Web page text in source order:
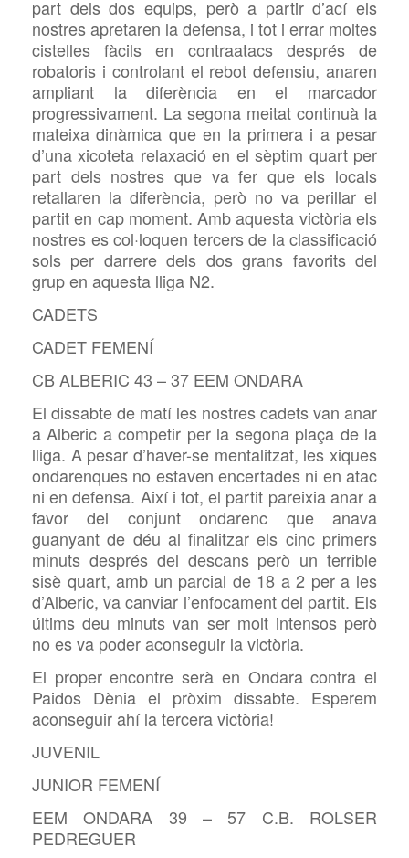
part dels dos equips, però a partir d’ací els
nostres apretaren la defensa, i tot i errar moltes
cistelles fàcils en contraatacs després de
robatoris i controlant el rebot defensiu, anaren
ampliant la diferència en el marcador
progressivament. La segona meitat continuà la
mateixa dinàmica que en la primera i a pesar
d’una xicoteta relaxació en el sèptim quart per
part dels nostres que va fer que els locals
retallaren la diferència, però no va perillar el
partit en cap moment. Amb aquesta victòria els
nostres es col·loquen tercers de la classificació
sols per darrere dels dos grans favorits del
grup en aquesta lliga N2.
CADETS
CADET FEMENÍ
CB ALBERIC 43 – 37 EEM ONDARA
El dissabte de matí les nostres cadets van anar
a Alberic a competir per la segona plaça de la
lliga. A pesar d’haver-se mentalitzat, les xiques
ondarenques no estaven encertades ni en atac
ni en defensa. Així i tot, el partit pareixia anar a
favor del conjunt ondarenc que anava
guanyant de déu al finalitzar els cinc primers
minuts després del descans però un terrible
sisè quart, amb un parcial de 18 a 2 per a les
d’Alberic, va canviar l’enfocament del partit. Els
últims deu minuts van ser molt intensos però
no es va poder aconseguir la victòria.
El proper encontre serà en Ondara contra el
Paidos Dènia el pròxim dissabte. Esperem
aconseguir ahí la tercera victòria!
JUVENIL
JUNIOR FEMENÍ
EEM ONDARA 39 – 57 C.B. ROLSER
PEDREGUER